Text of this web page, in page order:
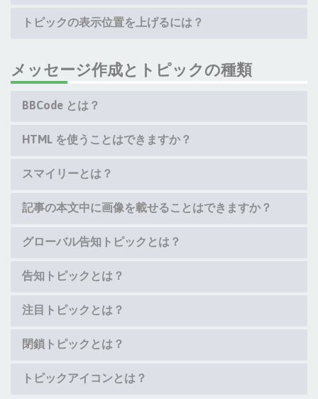
トピックの表示位置を上げるには？
メッセージ作成とトピックの種類
BBCode とは？
HTML を使うことはできますか？
スマイリーとは？
記事の本文中に画像を載せることはできますか？
グローバル告知トピックとは？
告知トピックとは？
注目トピックとは？
閉鎖トピックとは？
トピックアイコンとは？